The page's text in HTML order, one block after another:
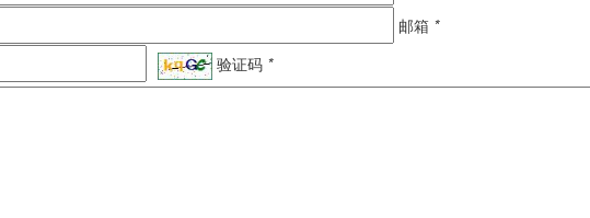
邮箱 *
验证码 *